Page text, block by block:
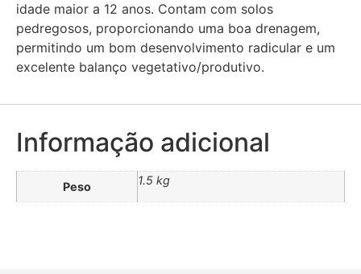
idade maior a 12 anos. Contam com solos
pedregosos, proporcionando uma boa drenagem,
permitindo um bom desenvolvimento radicular e um
excelente balanço vegetativo/produtivo.
Informação adicional
Peso 1.5 kg